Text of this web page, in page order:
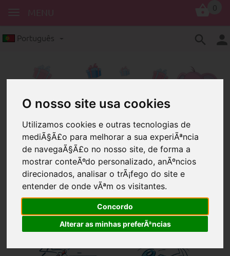
O nosso site usa cookies
Utilizamos cookies e outras tecnologias de
mediÃ§Ã£o para melhorar a sua experiÃªncia
de navegaÃ§Ã£o no nosso site, de forma a
mostrar conteÃºdo personalizado, anÃºncios
direcionados, analisar o trÃ¡fego do site e
entender de onde vÃªm os visitantes.
Concordo
Alterar as minhas preferÃªncias
Português
Encomendas de grande porte por preços reduzidos
Encomendas de grande
porte por preços